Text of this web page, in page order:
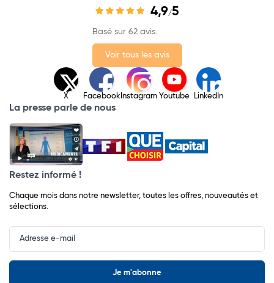
4,9/5
Basé sur 62 avis.
Voir tous les avis
X Facebook Instagram Youtube LinkedIn
La presse parle de nous
Restez informé !
Chaque mois dans notre newsletter, toutes les offres, nouveautés et
sélections.
Input
Newsletter